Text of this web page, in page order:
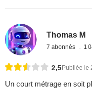
Thomas M
7 abonnés 1
2,5 Publiée le
Un court métrage en soit